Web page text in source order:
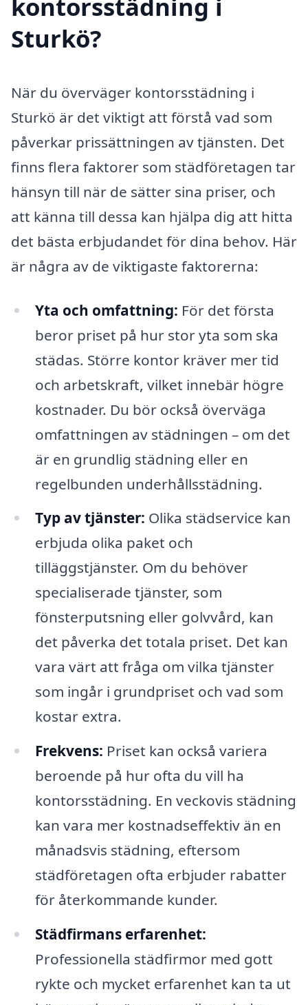
Sturkö?
När du överväger kontorsstädning i
Sturkö är det viktigt att förstå vad som
påverkar prissättningen av tjänsten. Det
finns flera faktorer som städföretagen tar
hänsyn till när de sätter sina priser, och
att känna till dessa kan hjälpa dig att hitta
det bästa erbjudandet för dina behov. Här
är några av de viktigaste faktorerna:
Yta och omfattning: För det första
beror priset på hur stor yta som ska
städas. Större kontor kräver mer tid
och arbetskraft, vilket innebär högre
kostnader. Du bör också överväga
omfattningen av städningen – om det
är en grundlig städning eller en
regelbunden underhållsstädning.
Typ av tjänster: Olika städservice kan
erbjuda olika paket och
tilläggstjänster. Om du behöver
specialiserade tjänster, som
fönsterputsning eller golvvård, kan
det påverka det totala priset. Det kan
vara värt att fråga om vilka tjänster
som ingår i grundpriset och vad som
kostar extra.
Frekvens: Priset kan också variera
beroende på hur ofta du vill ha
kontorsstädning. En veckovis städning
kan vara mer kostnadseffektiv än en
månadsvis städning, eftersom
städföretagen ofta erbjuder rabatter
för återkommande kunder.
Städfirmans erfarenhet:
Professionella städfirmor med gott
rykte och mycket erfarenhet kan ta ut